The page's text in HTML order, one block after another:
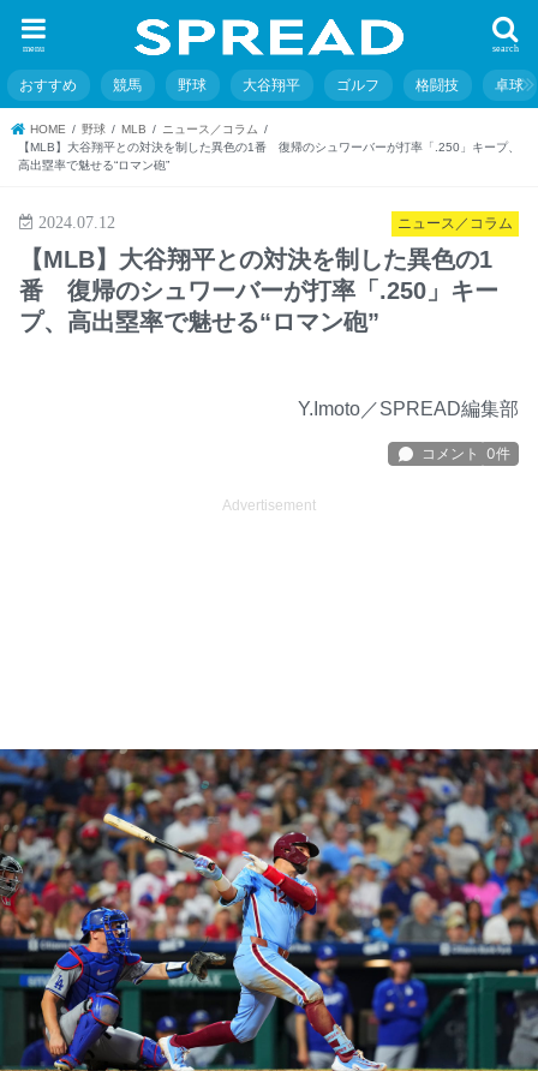
search
menu
おすすめ 競馬 野球 大谷翔平 ゴルフ 格闘技 卓球
HOME 野球 MLB
ニュース／コラム
【MLB】大谷翔平との対決を制した異色の1番 復帰のシュワーバーが打率「.250」キープ、
高出塁率で魅せる“ロマン砲”
ニュース／コラム
2024.07.12
【MLB】大谷翔平との対決を制した異色の1
番 復帰のシュワーバーが打率「.250」キー
プ、高出塁率で魅せる“ロマン砲”
Y.Imoto／SPREAD編集部
Advertisement